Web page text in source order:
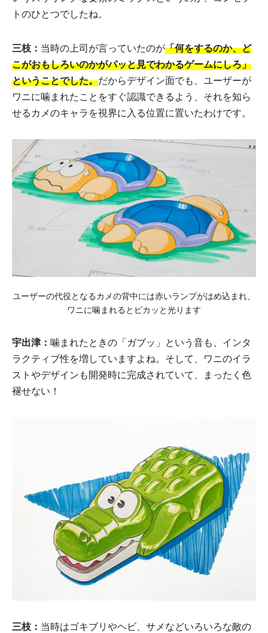
トのひとつでしたね。
三枝： 当時の上司が言っていたのが「何をするのか、ど
こがおもしろいのかがパッと見でわかるゲームにしろ」
ということでした。だからデザイン面でも、ユーザーが
ワニに噛まれたことをすぐ認識できるよう、それを知ら
せるカメのキャラを視界に入る位置に置いたわけです。
ユーザーの代役となるカメの背中には赤いランプがはめ込まれ、
ワニに噛まれるとビカッと光ります
宇出津： 噛まれたときの「ガブッ」という音も、インタ
ラクティブ性を増していますよね。そして、ワニのイラ
ストやデザインも開発時に完成されていて、まったく色
褪せない！
三枝： 当時はゴキブリやヘビ、サメなどいろいろな敵の